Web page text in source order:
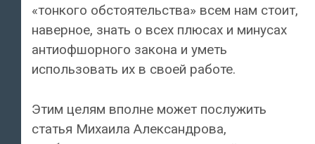
«тонкого обстоятельства» всем нам стоит,
наверное, знать о всех плюсах и минусах
антиофшорного закона и уметь
использовать их в своей работе.
Этим целям вполне может послужить
статья Михаила Александрова,